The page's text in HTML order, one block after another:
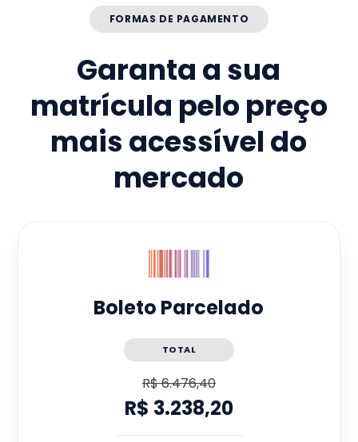
FORMAS DE PAGAMENTO
Garanta a sua
matrícula pelo preço
mais acessível do
mercado
Boleto Parcelado
TOTAL
R$ 6.476,40
R$ 3.238,20